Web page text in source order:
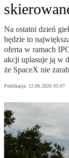
Na ostatni dzień
będzie to
oferta w ramach
akcji uplasuje ją w
że SpaceX nie
Publikacja: 12.06.2026 05:07